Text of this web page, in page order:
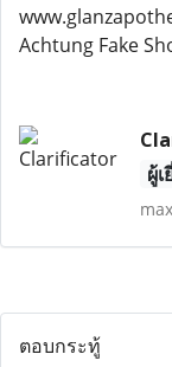
Achtung Fake
ผู้
ตอบกระทู้